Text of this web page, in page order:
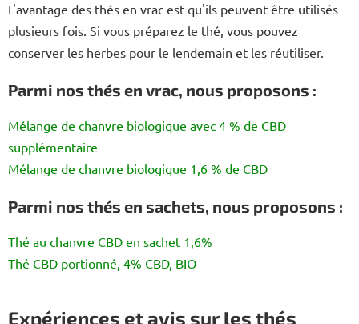
L'avantage des thés en vrac est qu'ils peuvent être utilisés
plusieurs fois. Si vous préparez le thé, vous pouvez
conserver les herbes pour le lendemain et les réutiliser.
Parmi nos thés en vrac, nous proposons :
Mélange de chanvre biologique avec 4 % de CBD
supplémentaire
Mélange de chanvre biologique 1,6 % de CBD
Parmi nos thés en sachets, nous proposons :
Thé au chanvre CBD en sachet 1,6%
Thé CBD portionné, 4% CBD, BIO
Expériences et avis sur les thés